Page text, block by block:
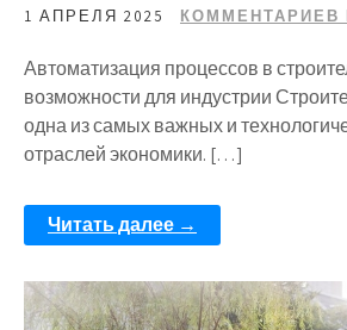
1 АПРЕЛЯ 2025 КОММЕНТАРИЕВ
Автоматизация процессов в
возможности для индустрии
одна из самых важных и
отраслей экономики. […]
Читать далее →